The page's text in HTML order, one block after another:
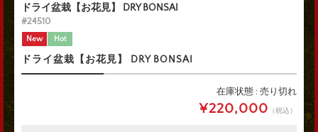
ドライ盆栽【お花見】 DRY BONSAI
#24510
New Hot
ドライ盆栽【お花見】 DRY BONSAI
在庫状態 : 売り切れ
¥220,000 （税込）